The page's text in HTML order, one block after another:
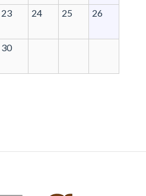
23 24 25 26
30